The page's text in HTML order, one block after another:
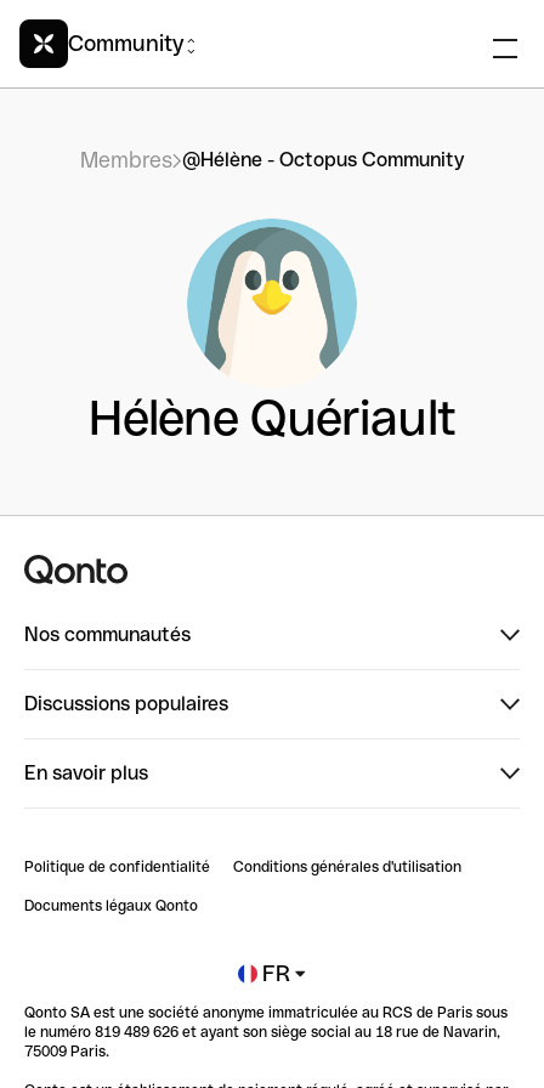
Community
Membres @Hélène - Octopus Community
Hélène Quériault
Nos communautés
ClubQonto
Discussions populaires
Impact de l'IA sur les carrières/productivité
En savoir plus
Blog
Newsroom
Glossaire finance
Politique de confidentialité Conditions générales d'utilisation
Documents légaux Qonto
FR
Qonto SA est une société anonyme immatriculée au RCS de Paris sous
le numéro 819 489 626 et ayant son siège social au 18 rue de Navarin,
75009 Paris.